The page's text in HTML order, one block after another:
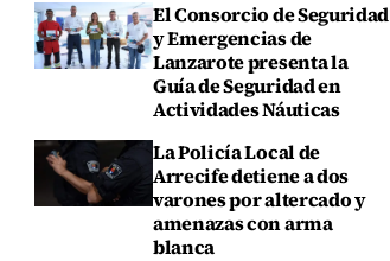
El Consorcio de Seguridad
y Emergencias de
Lanzarote presenta la
Guía de Seguridad en
Actividades Náuticas
La Policía Local de
Arrecife detiene a dos
varones por altercado y
amenazas con arma
blanca